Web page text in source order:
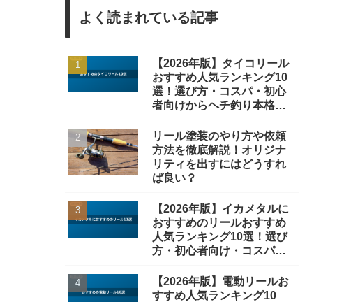
よく読まれている記事
【2026年版】タイコリール
おすすめ人気ランキング10
選！選び方・コスパ・初心
者向けからヘチ釣り本格派
リール塗装のやり方や依頼
方法を徹底解説！オリジナ
リティを出すにはどうすれ
ば良い？
【2026年版】イカメタルに
おすすめのリールおすすめ
人気ランキング10選！選び
方・初心者向け・コスパ重
【2026年版】電動リールお
すすめ人気ランキング10